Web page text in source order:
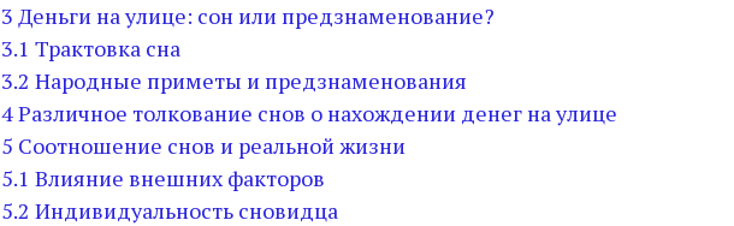
3 Деньги на улице: сон или предзнаменование?
3.1 Трактовка сна
3.2 Народные приметы и предзнаменования
4Различное толкование снов о нахождении денег на улице
5 Соотношение снов и реальной жизни
5.1 Влияние внешних факторов
5.2 Индивидуальность сновидца